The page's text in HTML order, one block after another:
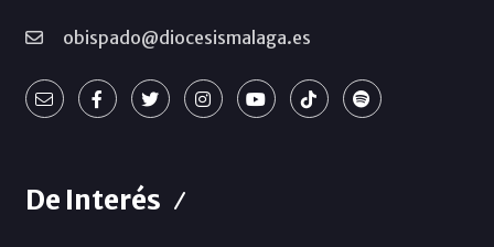
obispado@diocesismalaga.es
De Interés